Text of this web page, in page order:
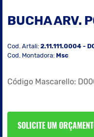
BUCHA ARV.
Cod. Artali: 2.11.111.0004 -
Cod. Montadora: Msc
Código Mascarello:
SOLICITE UM